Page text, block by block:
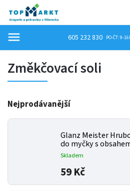
605 232 830
Změkčovací soli
Nejprodávanější
Glanz Meister
do myčky s
Skladem
59 Kč